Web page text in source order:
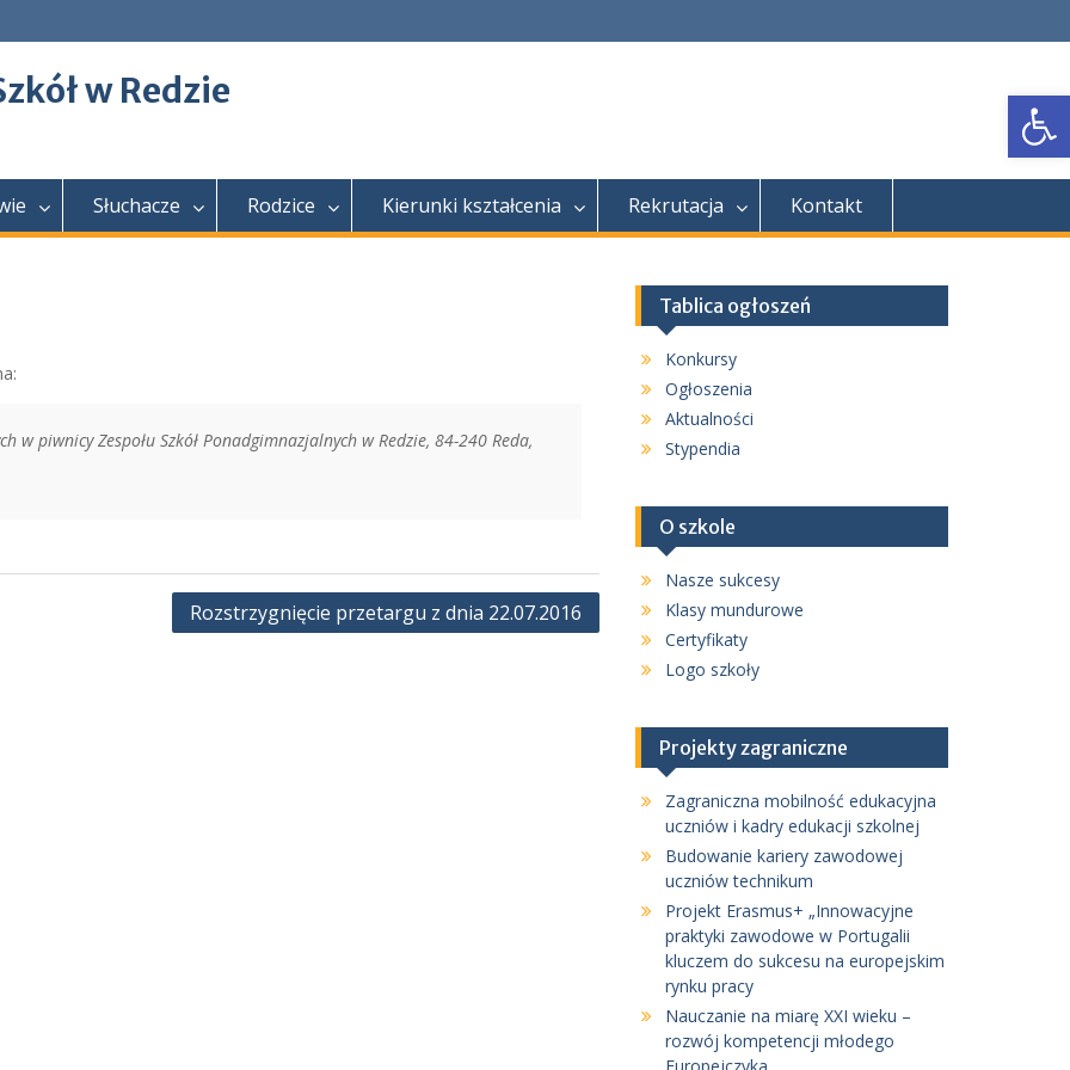
w Redzie
Słuchacze Rodzice Kierunki kształcenia Rekrutacja Kontakt
w piwnicy Zespołu Szkół Ponadgimnazjalnych w Redzie, 84-240 Reda,
Rozstrzygnięcie przetargu z dnia 22.07.2016
Tablica ogłoszeń
Konkursy
Ogłoszenia
Aktualności
Stypendia
O szkole
Nasze sukcesy
Klasy mundurowe
Certyfikaty
Logo szkoły
Projekty zagraniczne
Zagraniczna mobilność edukacyjna
uczniów i kadry edukacji szkolnej
Budowanie kariery zawodowej
uczniów technikum
Projekt Erasmus+ „Innowacyjne
praktyki zawodowe w Portugalii
kluczem do sukcesu na europejskim
rynku pracy
Nauczanie na miarę XXI wieku –
rozwój kompetencji młodego